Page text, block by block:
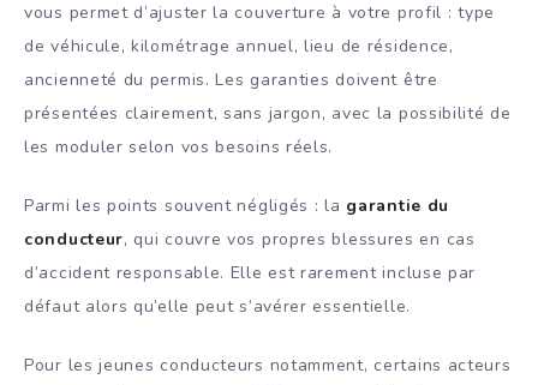
vous permet d’ajuster la couverture à votre profil : type
de véhicule, kilométrage annuel, lieu de résidence,
ancienneté du permis. Les garanties doivent être
présentées clairement, sans jargon, avec la possibilité de
les moduler selon vos besoins réels.
Parmi les points souvent négligés : la garantie du
conducteur, qui couvre vos propres blessures en cas
d’accident responsable. Elle est rarement incluse par
défaut alors qu’elle peut s’avérer essentielle.
Pour les jeunes conducteurs notamment, certains acteurs